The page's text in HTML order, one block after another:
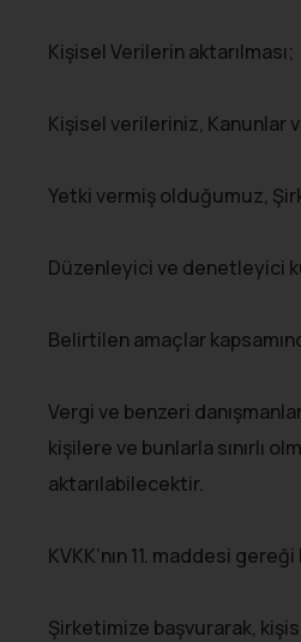
Kişisel Verilerin aktarılması;
Kişisel verileriniz, Kanunlar
Yetki vermiş olduğumuz,
Düzenleyici ve denetleyici
Belirtilen amaçlar
Vergi ve benzeri
kişilere ve bunlarla sınırlı
aktarılabilecektir.
KVKK’nın 11. maddesi gereği
Şirketimize başvurarak,